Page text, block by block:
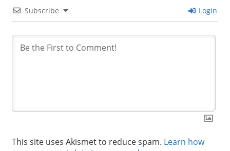
Subscribe Login
This site uses Akismet to reduce spam. Learn how